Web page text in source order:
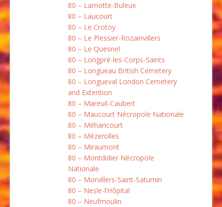
80 – Lamotte-Buleux
80 – Laucourt
80 – Le Crotoy
80 – Le Plessier-Rozainvillers
80 – Le Quesnel
80 – Longpré-les-Corps-Saints
80 – Longueau British Cemetery
80 – Longueval London Cemetery
and Extention
80 – Mareuil-Caubert
80 – Maucourt Nécropole Nationale
80 – Méharicourt
80 – Mézerolles
80 – Miraumont
80 – Montdidier Nécropole
Nationale
80 – Morvillers-Saint-Saturnin
80 – Nesle-l’Hôpital
80 – Neufmoulin